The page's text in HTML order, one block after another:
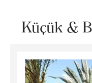
Küçük &